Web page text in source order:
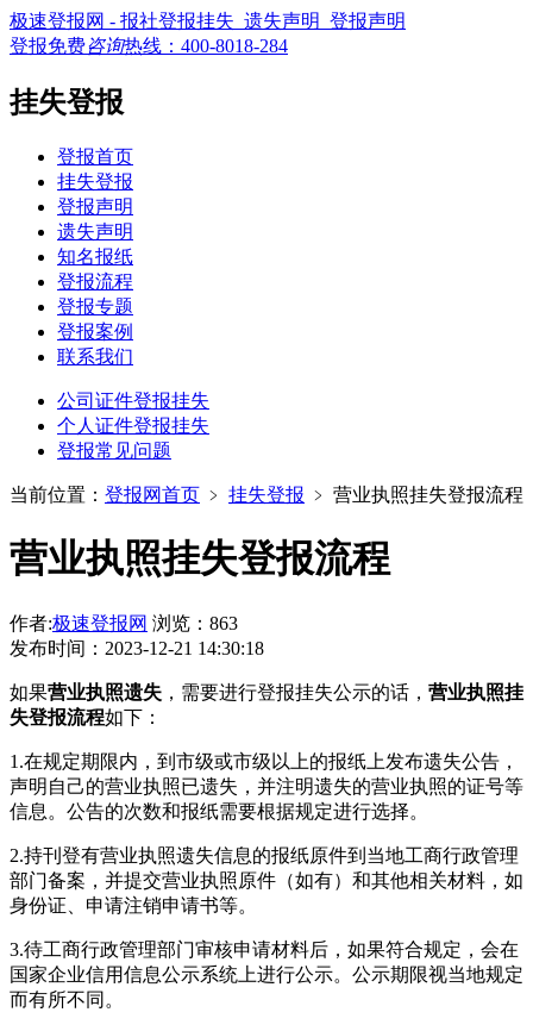
极速登报网 - 报社登报挂失_遗失声明_登报声明
登报免费咨询热线： 400-8018-284
挂失登报
登报首页
挂失登报
登报声明
遗失声明
知名报纸
登报流程
登报专题
登报案例
联系我们
公司证件登报挂失
个人证件登报挂失
登报常见问题
当前位置： 登报网首页 ﹥ 挂失登报 ﹥ 营业执照挂失登报流程
营业执照挂失登报流程
作者:极速登报网 浏览：863
发布时间：2023-12-21 14:30:18
如果营业执照遗失 ，需要进行登报挂失公示的话， 营业执照挂
失登报流程如下：
1.在规定期限内，到市级或市级以上的报纸上发布遗失公告，
声明自己的营业执照已遗失，并注明遗失的营业执照的证号等
信息。公告的次数和报纸需要根据规定进行选择。
2.持刊登有营业执照遗失信息的报纸原件到当地工商行政管理
部门备案，并提交营业执照原件（如有）和其他相关材料，如
身份证、申请注销申请书等。
3.待工商行政管理部门审核申请材料后，如果符合规定，会在
国家企业信用信息公示系统上进行公示。公示期限视当地规定
而有所不同。